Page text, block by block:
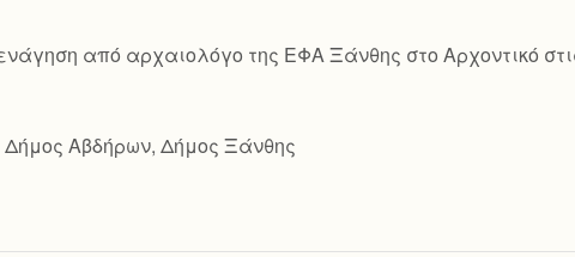
από αρχαιολόγο της ΕΦΑ Ξάνθης στο Αρχοντικό
Αβδήρων, Δήμος Ξάνθης